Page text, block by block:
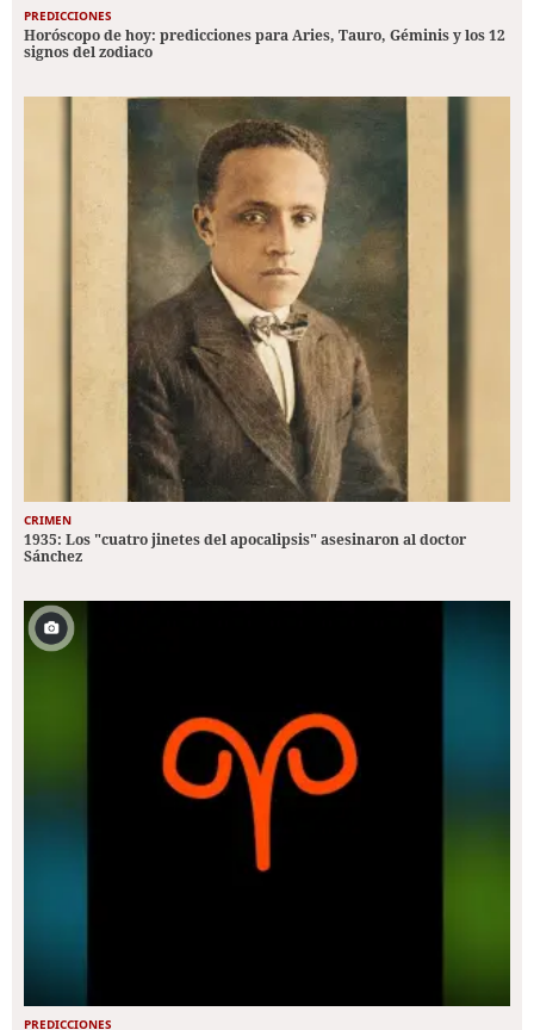
PREDICCIONES
Horóscopo de hoy: predicciones para Aries, Tauro, Géminis y los 12
signos del zodiaco
CRIMEN
1935: Los "cuatro jinetes del apocalipsis" asesinaron al doctor
Sánchez
PREDICCIONES